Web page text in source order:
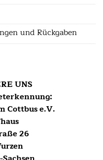
und Rückgaben
UNS
Cottbus e.V.
26